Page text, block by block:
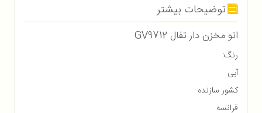
توضیحات بیشتر
اتو مخزن دار تفال GV9712
رنگ:
آبی
کشور سازنده
فرانسه